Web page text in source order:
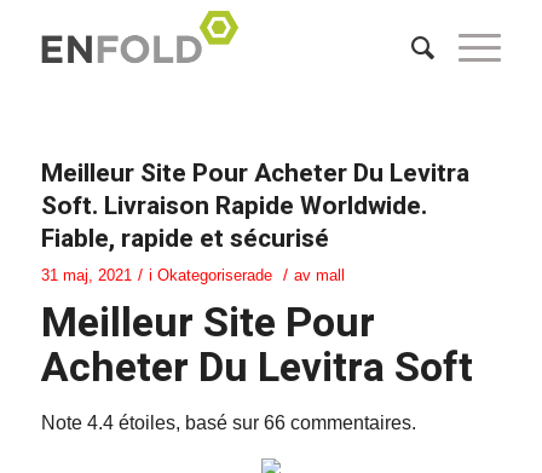
Meilleur Site Pour Acheter Du Levitra
Soft. Livraison Rapide Worldwide.
Fiable, rapide et sécurisé
31 maj, 2021 / i Okategoriserade / av mall
Meilleur Site Pour
Acheter Du Levitra Soft
Note 4.4étoiles, basé sur 66commentaires.